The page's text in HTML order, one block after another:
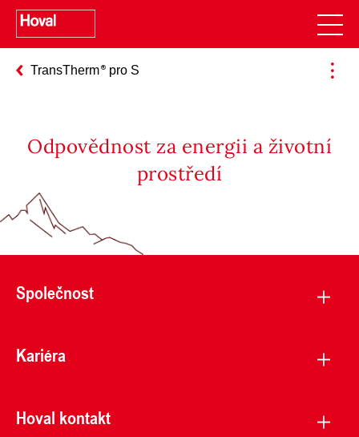
TransTherm pro S
Odpovědnost za energii a životní
prostředí
Společnost
Kariéra
Hoval kontakt